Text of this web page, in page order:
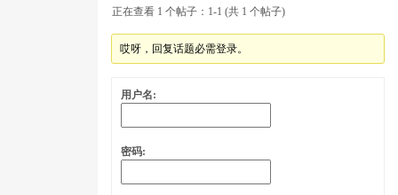
正在查看 1 个帖子：1-1 (共 1 个帖子)
哎呀，回复话题必需登录。
用户名:
密码: